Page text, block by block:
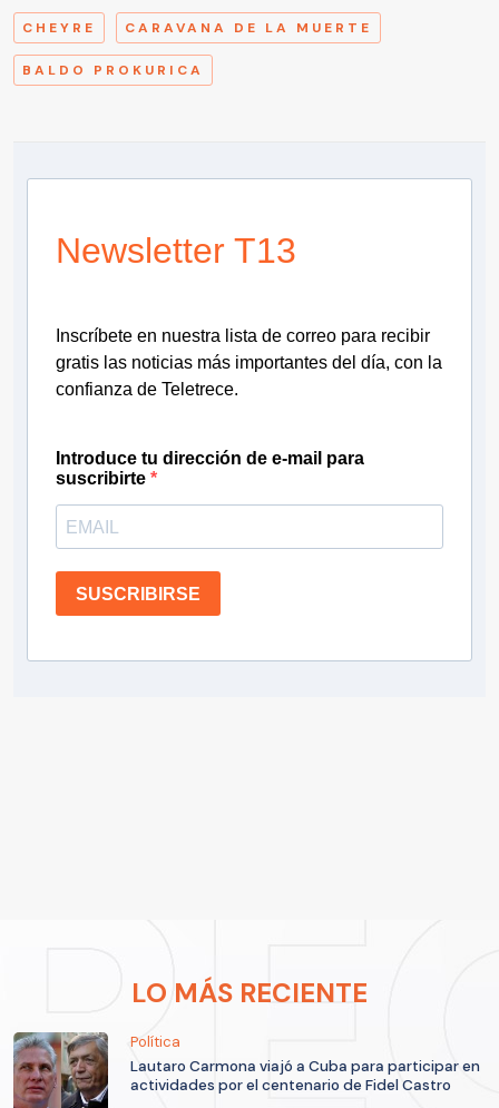
CHEYRE CARAVANA DE LA MUERTE
BALDO PROKURICA
Newsletter T13
Inscríbete en nuestra lista de correo para recibir
gratis las noticias más importantes del día, con la
confianza de Teletrece.
Introduce tu dirección de e-mail para
suscribirte
SUSCRIBIRSE
LO MÁS RECIENTE
Política
Lautaro Carmona viajó a Cuba para participar en
actividades por el centenario de Fidel Castro